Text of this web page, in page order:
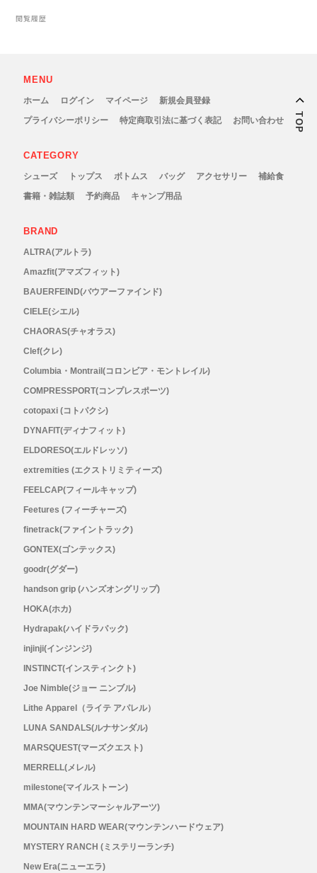
Outdoor Research (アウトドアリサーチ)
PRO-TEC(プロテック)
R×L(アールエル)
Rab(ラブ)
ranor(ラナー)
RAIDLIGHT(レイドライト)
ROARK(ロアーク)
SALOMON(サロモン)
Simply Wonderful(シンプリーワンダフル)
STAMP RUN & CO (スタンプ ランアンド
コー)
TETON BROS(ティートンブロス)
THY (ティーエイチワイ)
Topo Athletic (トポ アスレチック)
TYMER(タイマー)
XeroShoes（ゼロシューズ）
yamarokko(ヤマロッコ)
YAMAtune(ヤマチューン)
閲覧履歴
MENU
ホーム ログイン マイページ
新規会員登録
プライバシーポリシー
特定商取引法に基づく表記 お問い合わせ
CATEGORY
シューズ トップス ボトムス バッグ アクセサリー
補給食
書籍・雑誌類
予約商品 キャンプ用品
BRAND
ALTRA(アルトラ)
Amazfit(アマズフィット)
BAUERFEIND(バウアーファインド)
CIELE(シエル)
CHAORAS(チャオラス)
Clef(クレ)
Columbia・Montrail(コロンビア・モントレイル)
COMPRESSPORT(コンプレスポーツ)
cotopaxi (コトパクシ)
DYNAFIT(ディナフィット)
ELDORESO(エルドレッソ)
extremities (エクストリミティーズ)
FEELCAP(フィールキャップ)
Feetures (フィーチャーズ)
finetrack(ファイントラック)
GONTEX(ゴンテックス)
goodr(グダー)
handson grip (ハンズオングリップ)
HOKA(ホカ)
Hydrapak(ハイドラパック)
injinji(インジンジ)
INSTINCT(インスティンクト)
Joe Nimble(ジョー ニンブル)
Lithe Apparel（ライテ アパレル）
LUNA SANDALS(ルナサンダル)
MARSQUEST(マーズクエスト)
MERRELL(メレル)
milestone(マイルストーン)
MMA(マウンテンマーシャルアーツ)
MOUNTAIN HARD WEAR(マウンテンハードウェア)
MYSTERY RANCH (ミステリーランチ)
New Era(ニューエラ)
TOP